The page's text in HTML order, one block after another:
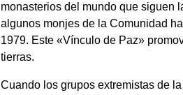
monasterios del mundo que siguen
algunos monjes de la Comunidad
1979. Este «Vínculo de Paz»
tierras.
Cuando los grupos extremistas de